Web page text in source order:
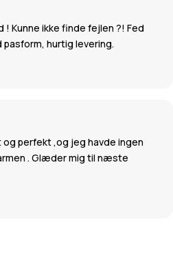
Kunne ikke finde fejlen ?! Fed
hurtig levering.
perfekt ,og jeg havde ingen
. Glæder mig til næste